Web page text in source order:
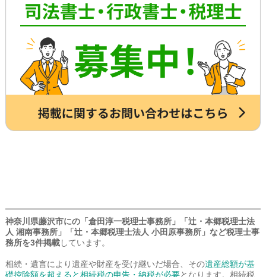
トレスもなく安心でしょう。
墓など仏事に関するご相談などです。
詳しくは専門スタッフまでお問合せくだ
神奈川県藤沢市にの「倉田淳一税理士事務所」「辻・本郷税理士法
人 湘南事務所」「辻・本郷税理士法人 小田原事務所」など税理士事
務所を3件掲載しています。
相続・遺言により遺産や財産を受け継いだ場合、その遺産総額が基
礎控除額を超えると相続税の申告・納税が必要となります。相続税